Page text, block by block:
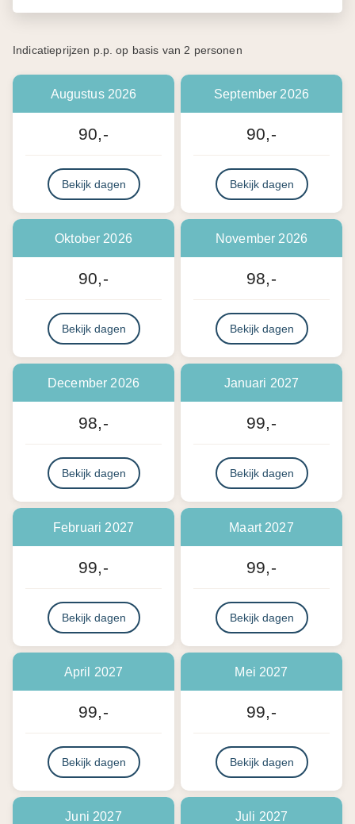
Indicatieprijzen p.p. op basis van 2 personen
Augustus 2026
90,-
Bekijk dagen
September 2026
90,-
Bekijk dagen
Oktober 2026
90,-
Bekijk dagen
November 2026
98,-
Bekijk dagen
December 2026
98,-
Bekijk dagen
Januari 2027
99,-
Bekijk dagen
Februari 2027
99,-
Bekijk dagen
Maart 2027
99,-
Bekijk dagen
April 2027
99,-
Bekijk dagen
Mei 2027
99,-
Bekijk dagen
Juni 2027 Juli 2027